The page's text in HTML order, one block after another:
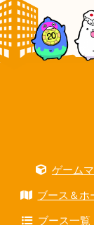
ゲーム
ブース＆ホ
ブース一覧